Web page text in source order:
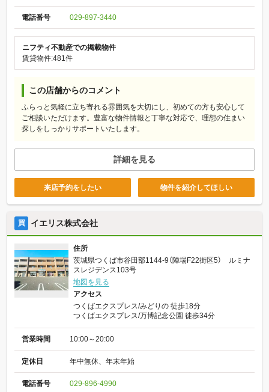
電話番号 029-897-3440
ニフティ不動産での掲載物件
賃貸物件:481件
この店舗からのコメント
ふらっと気軽に立ち寄れる雰囲気を大切にし、初めての方も安心して
ご相談いただけます。豊富な物件情報と丁寧な対応で、理想の住まい
探しをしっかりサポートいたします。
詳細を見る
来店予約をしたい 物件を紹介してほしい
買 イエリス株式会社
住所
茨城県つくば市谷田部1144-9（陣場F22街区5） ルミナ
スレジデンス103号
地図を見る
アクセス
つくばエクスプレス/みどりの 徒歩18分
つくばエクスプレス/万博記念公園 徒歩34分
営業時間 10:00～20:00
定休日 年中無休、年末年始
電話番号 029-896-4990